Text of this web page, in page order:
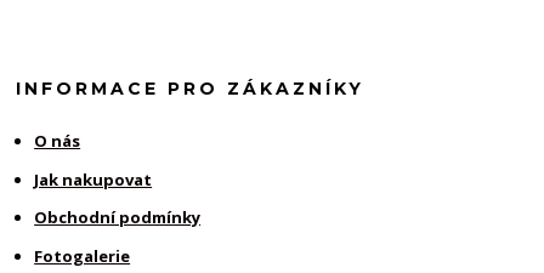
INFORMACE PRO ZÁKAZNÍKY
O nás
Jak nakupovat
Obchodní podmínky
Fotogalerie